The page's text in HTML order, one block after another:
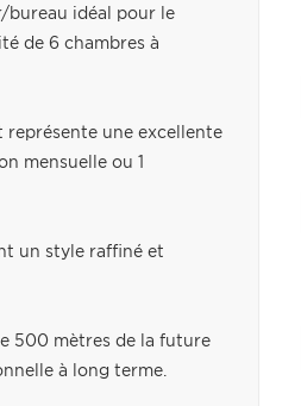
bureau idéal pour le
de 6 chambres à
représente une excellente
mensuelle ou 1
un style raffiné et
500 mètres de la future
à long terme.